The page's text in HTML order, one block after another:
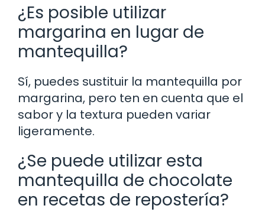
¿Es posible utilizar
margarina en lugar de
mantequilla?
Sí, puedes sustituir la mantequilla por
margarina, pero ten en cuenta que el
sabor y la textura pueden variar
ligeramente.
¿Se puede utilizar esta
mantequilla de chocolate
en recetas de repostería?